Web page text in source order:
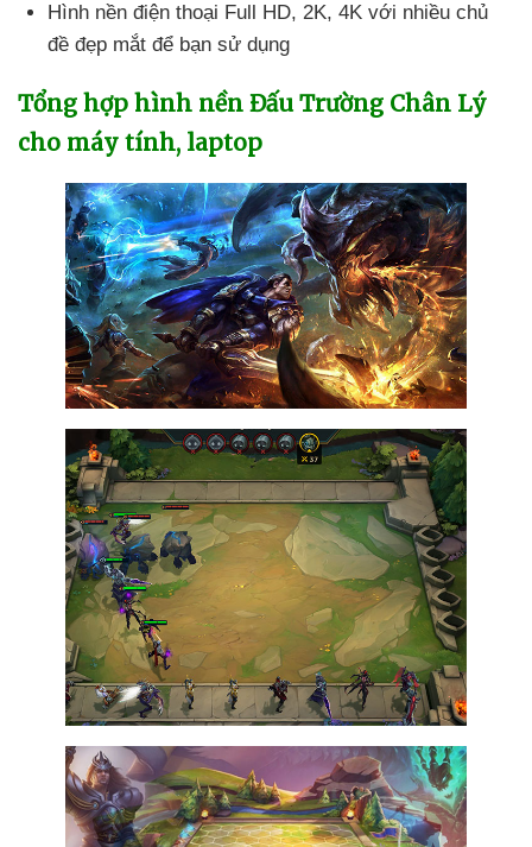
Hình nền điện thoại Full HD, 2K, 4K với nhiều chủ
đề đẹp mắt để bạn sử dụng
Tổng hợp hình nền Đấu Trường Chân Lý
cho máy tính, laptop